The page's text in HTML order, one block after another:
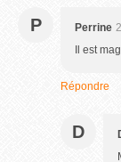
P Perrine
Il est
Répondre
D